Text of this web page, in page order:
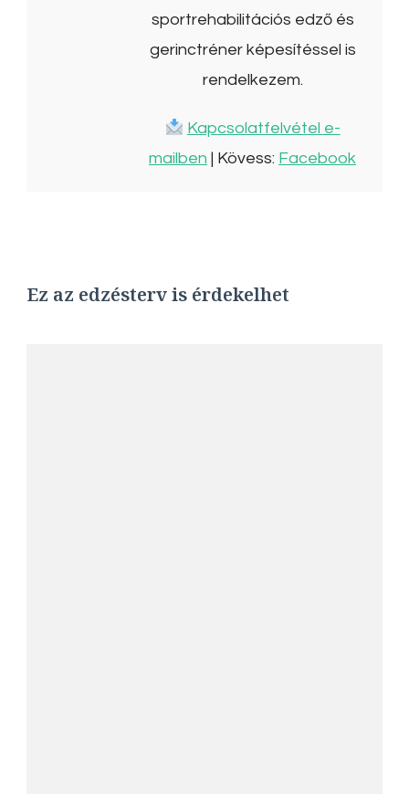
sportrehabilitációs edző és
gerinctréner képesítéssel is
rendelkezem.
Kapcsolatfelvétel e-
mailben | Kövess: Facebook
Ez az edzésterv is érdekelhet